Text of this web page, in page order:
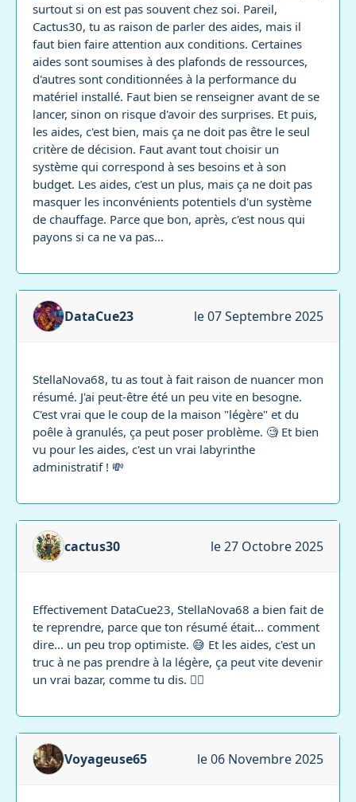
surtout si on est pas souvent chez soi. Pareil,
Cactus30, tu as raison de parler des aides, mais il
faut bien faire attention aux conditions. Certaines
aides sont soumises à des plafonds de ressources,
d'autres sont conditionnées à la performance du
matériel installé. Faut bien se renseigner avant de se
lancer, sinon on risque d'avoir des surprises. Et puis,
les aides, c'est bien, mais ça ne doit pas être le seul
critère de décision. Faut avant tout choisir un
système qui correspond à ses besoins et à son
budget. Les aides, c'est un plus, mais ça ne doit pas
masquer les inconvénients potentiels d'un système
de chauffage. Parce que bon, après, c'est nous qui
payons si ca ne va pas...
DataCue23 le 07 Septembre 2025
StellaNova68, tu as tout à fait raison de nuancer mon
résumé. J'ai peut-être été un peu vite en besogne.
C'est vrai que le coup de la maison "légère" et du
poêle à granulés, ça peut poser problème. 🧐 Et bien
vu pour les aides, c'est un vrai labyrinthe
administratif ! 💸
cactus30 le 27 Octobre 2025
Effectivement DataCue23, StellaNova68 a bien fait de
te reprendre, parce que ton résumé était... comment
dire... un peu trop optimiste. 😅 Et les aides, c'est un
truc à ne pas prendre à la légère, ça peut vite devenir
un vrai bazar, comme tu dis. 😵‍💫
Voyageuse65 le 06 Novembre 2025